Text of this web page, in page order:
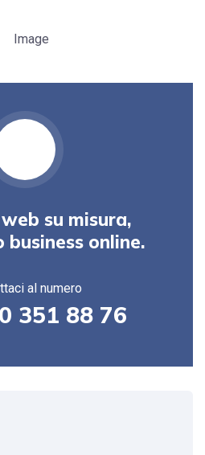
su misura,
online.
al numero
351 88 76